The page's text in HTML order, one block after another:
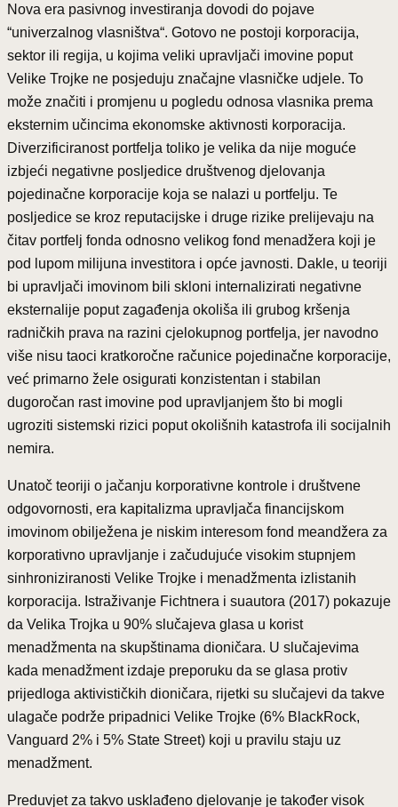
Nova era pasivnog investiranja dovodi do pojave
“univerzalnog vlasništva“. Gotovo ne postoji korporacija,
sektor ili regija, u kojima veliki upravljači imovine poput
Velike Trojke ne posjeduju značajne vlasničke udjele. To
može značiti i promjenu u pogledu odnosa vlasnika prema
eksternim učincima ekonomske aktivnosti korporacija.
Diverzificiranost portfelja toliko je velika da nije moguće
izbjeći negativne posljedice društvenog djelovanja
pojedinačne korporacije koja se nalazi u portfelju. Te
posljedice se kroz reputacijske i druge rizike prelijevaju na
čitav portfelj fonda odnosno velikog fond menadžera koji je
pod lupom milijuna investitora i opće javnosti. Dakle, u teoriji
bi upravljači imovinom bili skloni internalizirati negativne
eksternalije poput zagađenja okoliša ili grubog kršenja
radničkih prava na razini cjelokupnog portfelja, jer navodno
više nisu taoci kratkoročne računice pojedinačne korporacije,
već primarno žele osigurati konzistentan i stabilan
dugoročan rast imovine pod upravljanjem što bi mogli
ugroziti sistemski rizici poput okolišnih katastrofa ili socijalnih
nemira.
Unatoč teoriji o jačanju korporativne kontrole i društvene
odgovornosti, era kapitalizma upravljača financijskom
imovinom obilježena je niskim interesom fond meandžera za
korporativno upravljanje i začudujuće visokim stupnjem
sinhroniziranosti Velike Trojke i menadžmenta izlistanih
korporacija. Istraživanje Fichtnera i suautora (2017) pokazuje
da Velika Trojka u 90% slučajeva glasa u korist
menadžmenta na skupštinama dioničara. U slučajevima
kada menadžment izdaje preporuku da se glasa protiv
prijedloga aktivističkih dioničara, rijetki su slučajevi da takve
ulagače podrže pripadnici Velike Trojke (6% BlackRock,
Vanguard 2% i 5% State Street) koji u pravilu staju uz
menadžment.
Preduvjet za takvo usklađeno djelovanje je također visok